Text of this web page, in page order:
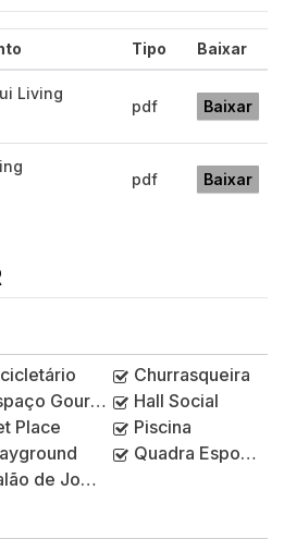
Tipo Baixar
Living
pdf Baixar
pdf Baixar
Churrasqueira
Gourmet
Hall Social
Place
Piscina
Quadra Esportiva
de Jogos